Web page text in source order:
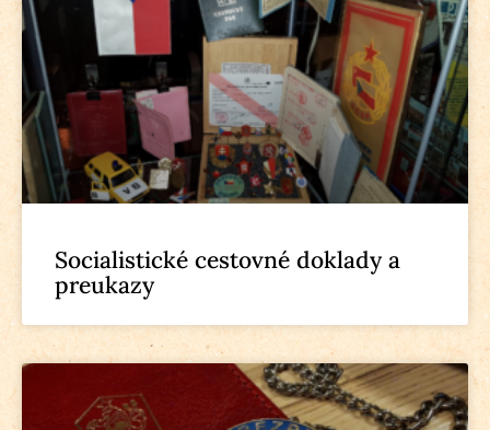
Socialistické cestovné doklady a
preukazy